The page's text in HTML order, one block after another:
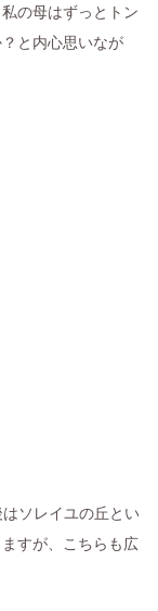
の母はずっとトン
と内心思いなが
ソレイユの丘とい
すが、こちらも広